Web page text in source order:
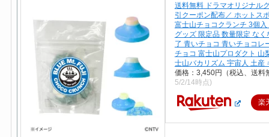
送料無料 ドラマオリジナル
引クーポン配布／ ホットス
富士山チョコクランチ 3個入
グッズ 限定品 数量限定 なく
了 青いチョコ 青いチョコレ
チョコ 富士山プロダクト 山
士山バカリズム 宇宙人 土産
価格：3,450円（税込、送料
5/2/14時点)
楽